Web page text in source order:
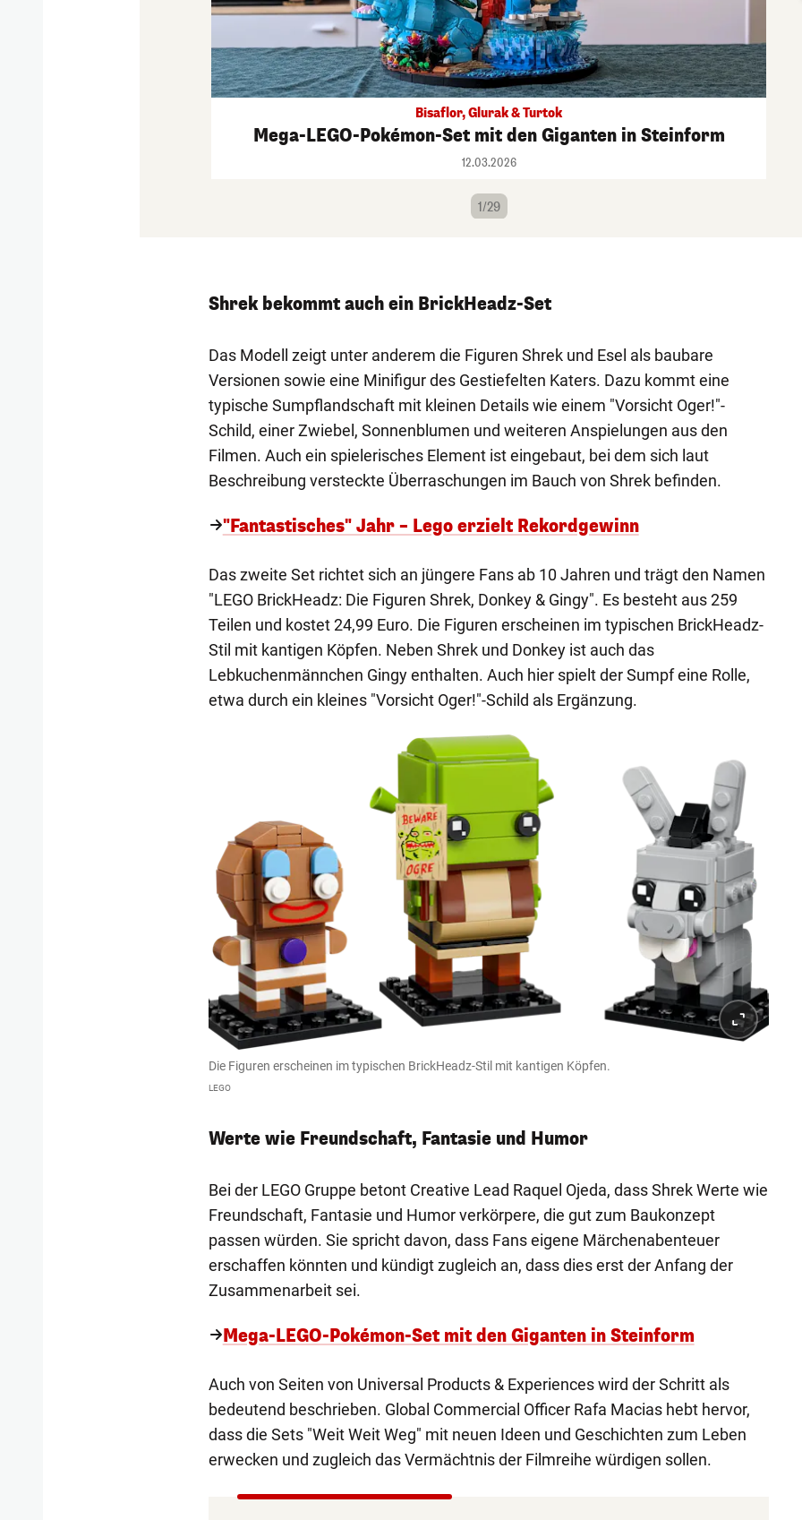
Bisaflor, Glurak & Turtok
Mega-LEGO-Pokémon-Set mit den Giganten in Steinform
12.03.2026
1/29
Shrek bekommt auch ein BrickHeadz-Set
Das Modell zeigt unter anderem die Figuren Shrek und Esel als baubare
Versionen sowie eine Minifigur des Gestiefelten Katers. Dazu kommt eine
typische Sumpflandschaft mit kleinen Details wie einem "Vorsicht Oger!"-
Schild, einer Zwiebel, Sonnenblumen und weiteren Anspielungen aus den
Filmen. Auch ein spielerisches Element ist eingebaut, bei dem sich laut
Beschreibung versteckte Überraschungen im Bauch von Shrek befinden.
"Fantastisches" Jahr – Lego erzielt Rekordgewinn
Das zweite Set richtet sich an jüngere Fans ab 10 Jahren und trägt den Namen
"LEGO BrickHeadz: Die Figuren Shrek, Donkey & Gingy". Es besteht aus 259
Teilen und kostet 24,99 Euro. Die Figuren erscheinen im typischen BrickHeadz-
Stil mit kantigen Köpfen. Neben Shrek und Donkey ist auch das
Lebkuchenmännchen Gingy enthalten. Auch hier spielt der Sumpf eine Rolle,
etwa durch ein kleines "Vorsicht Oger!"-Schild als Ergänzung.
Die Figuren erscheinen im typischen BrickHeadz-Stil mit kantigen Köpfen.
LEGO
Werte wie Freundschaft, Fantasie und Humor
Bei der LEGO Gruppe betont Creative Lead Raquel Ojeda, dass Shrek Werte wie
Freundschaft, Fantasie und Humor verkörpere, die gut zum Baukonzept
passen würden. Sie spricht davon, dass Fans eigene Märchenabenteuer
erschaffen könnten und kündigt zugleich an, dass dies erst der Anfang der
Zusammenarbeit sei.
Mega-LEGO-Pokémon-Set mit den Giganten in Steinform
Auch von Seiten von Universal Products & Experiences wird der Schritt als
bedeutend beschrieben. Global Commercial Officer Rafa Macias hebt hervor,
dass die Sets "Weit Weit Weg" mit neuen Ideen und Geschichten zum Leben
erwecken und zugleich das Vermächtnis der Filmreihe würdigen sollen.